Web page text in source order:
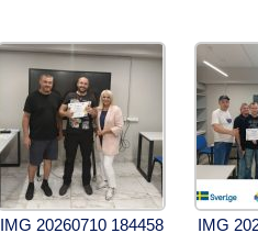
IMG 20260710 184458 IMG